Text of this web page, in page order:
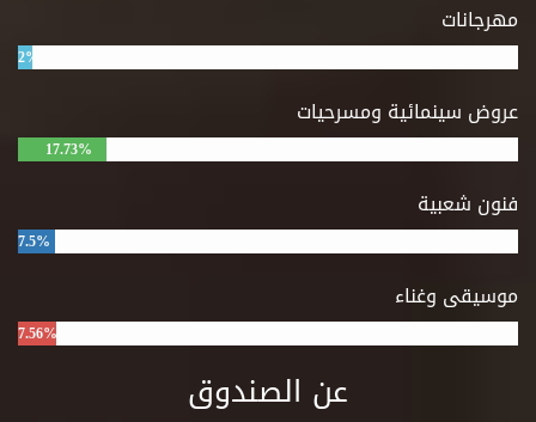
مهرجانات
2%
عروض سينمائية ومسرحيات
17.73%
فنون شعبية
7.5%
موسيقى وغناء
7.56%
عن الصندوق